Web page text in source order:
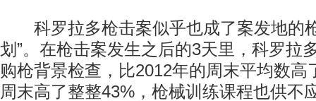
科罗拉多枪击案似乎也成了案发地的
划”。在枪击案发生之后的3天里，科罗拉
购枪背景检查，比2012年的周末平均数高
周末高了整整43%，枪械训练课程也供不